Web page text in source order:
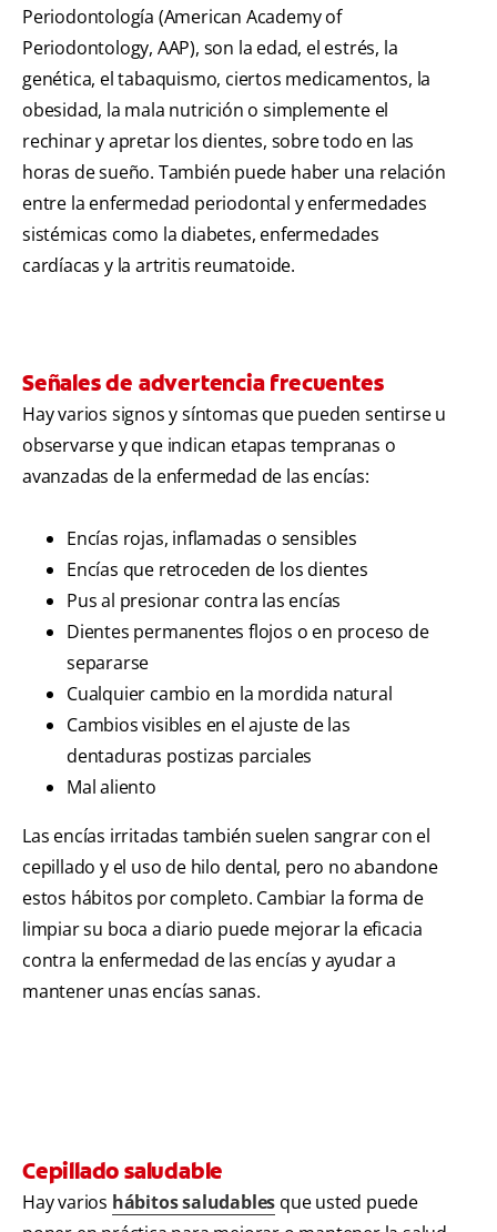
Periodontología (American Academy of
Periodontology, AAP), son la edad, el estrés, la
genética, el tabaquismo, ciertos medicamentos, la
obesidad, la mala nutrición o simplemente el
rechinar y apretar los dientes, sobre todo en las
horas de sueño. También puede haber una relación
entre la enfermedad periodontal y enfermedades
sistémicas como la diabetes, enfermedades
cardíacas y la artritis reumatoide.
Señales de advertencia frecuentes
Hay varios signos y síntomas que pueden sentirse u
observarse y que indican etapas tempranas o
avanzadas de la enfermedad de las encías:
Encías rojas, inflamadas o sensibles
Encías que retroceden de los dientes
Pus al presionar contra las encías
Dientes permanentes flojos o en proceso de
separarse
Cualquier cambio en la mordida natural
Cambios visibles en el ajuste de las
dentaduras postizas parciales
Mal aliento
Las encías irritadas también suelen sangrar con el
cepillado y el uso de hilo dental, pero no abandone
estos hábitos por completo. Cambiar la forma de
limpiar su boca a diario puede mejorar la eficacia
contra la enfermedad de las encías y ayudar a
mantener unas encías sanas.
Cepillado saludable
Hay varios hábitos saludables que usted puede